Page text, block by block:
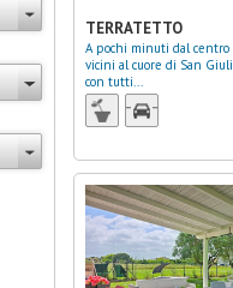
TERRATETTO
A pochi minuti dal centro di Pisa, e
vicini al cuore di San
con tutti...